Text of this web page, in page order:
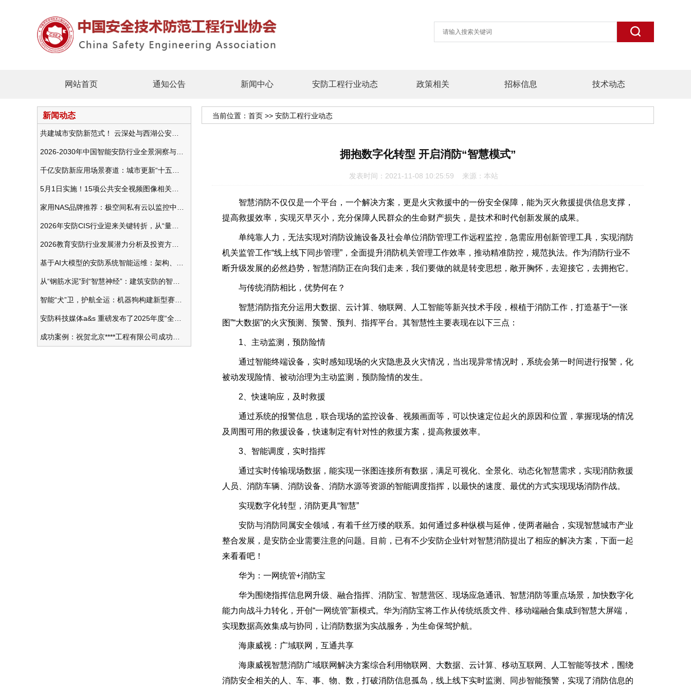
网站首页 通知公告 新闻中心 安防工程行业动态 政策相关 招标信息 技术动态
新闻动态 当前位置： 首页 >> 安防工程行业动态
拥抱数字化转型 开启消防“智慧模式”
发表时间：2021-11-08 10:25:59 来源：本站
智慧消防不仅仅是一个平台，一个解决方案，更是火灾救援中的一份安全保障，能为灭火救援提供信息支撑，
提高救援效率，实现灭早灭小，充分保障人民群众的生命财产损失，是技术和时代创新发展的成果。
单纯靠人力，无法实现对消防设施设备及社会单位消防管理工作远程监控，急需应用创新管理工具，实现消防
机关监管工作“线上线下同步管理”，全面提升消防机关管理工作效率，推动精准防控，规范执法。作为消防行业不
断升级发展的必然趋势，智慧消防正在向我们走来，我们要做的就是转变思想，敞开胸怀，去迎接它，去拥抱它。
与传统消防相比，优势何在？
智慧消防指充分运用大数据、云计算、物联网、人工智能等新兴技术手段，根植于消防工作，打造基于“一张
图”“大数据”的火灾预测、预警、预判、指挥平台。其智慧性主要表现在以下三点：
1、主动监测，预防险情
通过智能终端设备，实时感知现场的火灾隐患及火灾情况，当出现异常情况时，系统会第一时间进行报警，化
被动发现险情、被动治理为主动监测，预防险情的发生。
2、快速响应，及时救援
通过系统的报警信息，联合现场的监控设备、视频画面等，可以快速定位起火的原因和位置，掌握现场的情况
及周围可用的救援设备，快速制定有针对性的救援方案，提高救援效率。
3、智能调度，实时指挥
通过实时传输现场数据，能实现一张图连接所有数据，满足可视化、全景化、动态化智慧需求，实现消防救援
人员、消防车辆、消防设备、消防水源等资源的智能调度指挥，以最快的速度、最优的方式实现现场消防作战。
实现数字化转型，消防更具“智慧”
安防与消防同属安全领域，有着千丝万缕的联系。如何通过多种纵横与延伸，使两者融合，实现智慧城市产业
整合发展，是安防企业需要注意的问题。目前，已有不少安防企业针对智慧消防提出了相应的解决方案，下面一起
来看看吧！
华为：一网统管+消防宝
华为围绕指挥信息网升级、融合指挥、消防宝、智慧营区、现场应急通讯、智慧消防等重点场景，加快数字化
能力向战斗力转化，开创“一网统管”新模式。华为消防宝将工作从传统纸质文件、移动端融合集成到智慧大屏端，
实现数据高效集成与协同，让消防数据为实战服务，为生命保驾护航。
海康威视：广域联网，互通共享
海康威视智慧消防广域联网解决方案综合利用物联网、大数据、云计算、移动互联网、人工智能等技术，围绕
消防安全相关的人、车、事、物、数，打破消防信息孤岛，线上线下实时监测、同步智能预警，实现了消防信息的